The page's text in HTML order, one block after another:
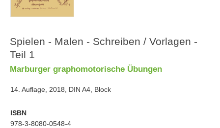
Spielen - Malen - Schreiben / Vorlagen -
Teil 1
Marburger graphomotorische Übungen
14. Auflage, 2018, DIN A4, Block
ISBN
978-3-8080-0548-4